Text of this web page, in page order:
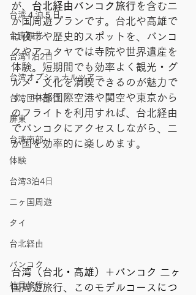
台湾４泊５日
台南観光
台湾1泊2日
台湾オプショナルツアー
台湾団体旅行
屏東
台湾南部
体験
台湾3泊4日
二ヶ国周遊
タイ
台北経由
バンコク
社員旅行
が、 台北経由バンコク旅行 を含む二
か国周遊プランです。台北や高雄で
は夜市や歴史的スポットを、バンコ
クやアユタヤでは寺院や世界遺産を
体験。短期間でも効率よく観光・グ
ルメ・文化を満喫できるのが魅力で
す。中部国際空港や関空や東京から
のフライトを利用すれば、台北経由
でバンコクにアクセスしながら、二
か国を効率的に楽しめます。
台湾（台北・高雄）＋バンコク 二ヶ
国周遊旅行 、このモデルコースにつ